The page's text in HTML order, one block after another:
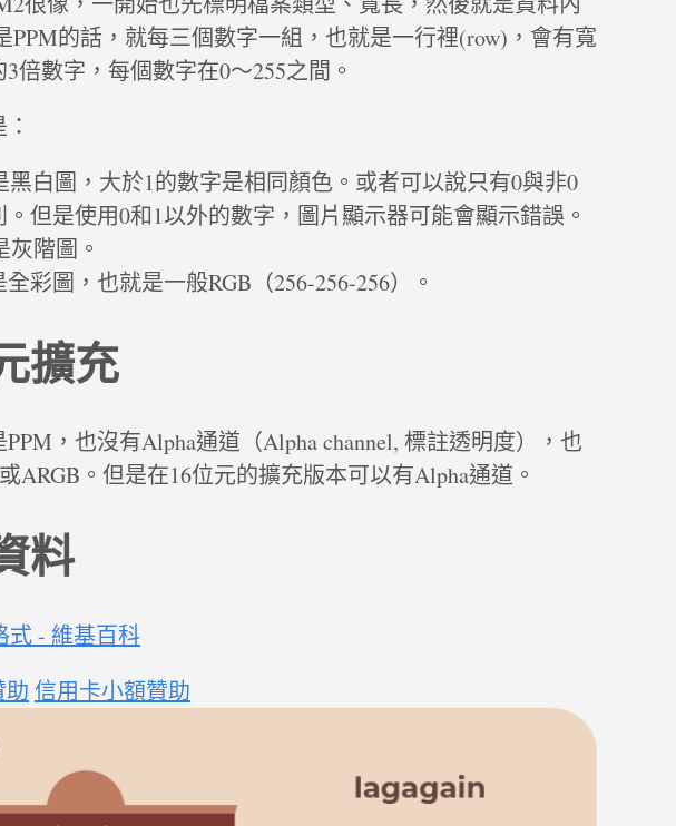
PPM的話，就每三個數字一組，也就是一行裡(row)，會有寬
倍數字，每個數字在0～255之間。
黑白圖，大於1的數字是相同顏色。或者可以說只有0與非0
。但是使用0和1以外的數字，圖片顯示器可能會顯示錯誤。
灰階圖。
全彩圖，也就是一般RGB（256-256-256）。
擴充
，也沒有Alpha通道（Alpha channel, 標註透明度），也
ARGB。但是在16位元的擴充版本可以有Alpha通道。
料
式 - 維基百科
助 信用卡小額贊助